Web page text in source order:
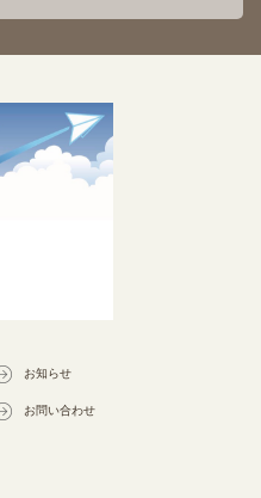
お知らせ
お問い合わせ